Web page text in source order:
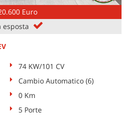
Euro
esposta
74 KW/101 CV
Cambio Automatico (6)
0 Km
5 Porte